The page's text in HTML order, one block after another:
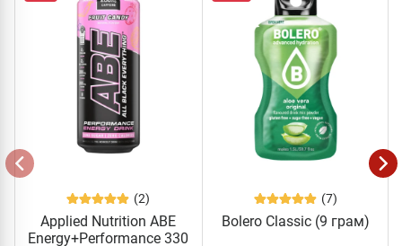
(2)
Applied Nutrition ABE
Energy+Performance 330
(7)
Bolero Classic (9 грам)